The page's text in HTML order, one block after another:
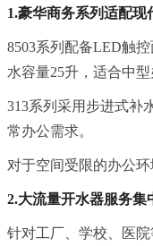
1.豪华商务系列适配现
8503系列配备LED触
水容量25升，适合中型
313系列采用步进式补
常办公需求。
对于空间受限的办公
2.大流量开水器服务集
针对工厂、学校、医